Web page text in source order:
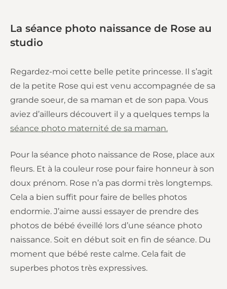
La séance photo naissance de Rose au
studio
Regardez-moi cette belle petite princesse. Il s’agit
de la petite Rose qui est venu accompagnée de sa
grande soeur, de sa maman et de son papa. Vous
aviez d’ailleurs découvert il y a quelques temps la
séance photo maternité de sa maman.
Pour la séance photo naissance de Rose, place aux
fleurs. Et à la couleur rose pour faire honneur à son
doux prénom. Rose n’a pas dormi très longtemps.
Cela a bien suffit pour faire de belles photos
endormie. J’aime aussi essayer de prendre des
photos de bébé éveillé lors d’une séance photo
naissance. Soit en début soit en fin de séance. Du
moment que bébé reste calme. Cela fait de
superbes photos très expressives.